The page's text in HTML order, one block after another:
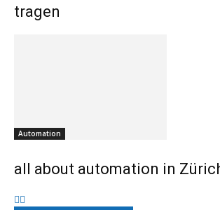
tragen
Automation
all about automation in